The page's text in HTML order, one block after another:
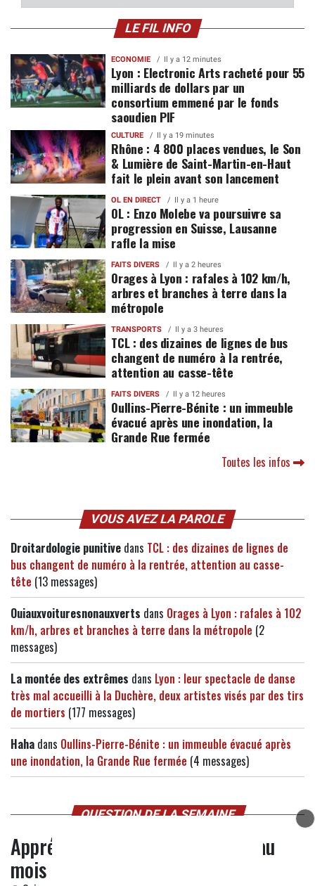
LE FIL INFO
ECONOMIE Il y a 12 minutes
Lyon : Electronic Arts racheté pour 55
milliards de dollars par un
consortium emmené par le fonds
saoudien PIF
CULTURE Il y a 19 minutes
Rhône : 4 800 places vendues, le Son
& Lumière de Saint-Martin-en-Haut
fait le plein avant son lancement
OL EN DIRECT Il y a 1 heure
OL : Enzo Molebe va poursuivre sa
progression en Suisse, Lausanne
rafle la mise
FAITS DIVERS Il y a 2 heures
Orages à Lyon : rafales à 102 km/h,
arbres et branches à terre dans la
métropole
TRANSPORTS Il y a 3 heures
TCL : des dizaines de lignes de bus
changent de numéro à la rentrée,
attention au casse-tête
FAITS DIVERS Il y a 12 heures
Oullins-Pierre-Bénite : un immeuble
évacué après une inondation, la
Grande Rue fermée
Toutes les infos
VOUS AVEZ LA PAROLE
Droitardologie punitive dans TCL : des dizaines de lignes de
bus changent de numéro à la rentrée, attention au casse-
tête (13 messages)
Ouiauxvoituresnonauxverts dans Orages à Lyon : rafales à 102
km/h, arbres et branches à terre dans la métropole (2
messages)
La montée des extrêmes dans Lyon : leur spectacle de danse
très mal accueilli à la Duchère, deux artistes visés par des tirs
de mortiers (177 messages)
Haha dans Oullins-Pierre-Bénite : un immeuble évacué après
une inondation, la Grande Rue fermée (4 messages)
QUESTION DE LA SEMAINE
Appréciez-vous de rester à Lyon au
mois d'août ?